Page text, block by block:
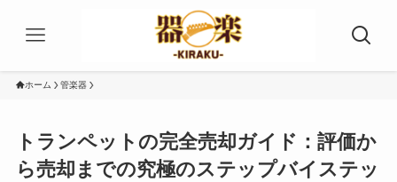
ホーム 管楽器
トランペットの完全売却ガイド：評価か
ら売却までの究極のステップバイステッ